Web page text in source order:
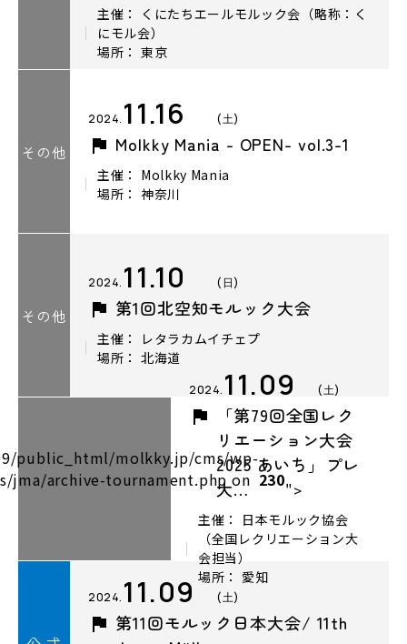
主催： くにたちエールモルック会（略称：く
にモル会）
場所： 東京
その他
2024. 11.16 (土)
Molkky Mania - OPEN- vol.3-1
主催： Molkky Mania
場所： 神奈川
その他
2024. 11.10 (日)
第1回北空知モルック大会
主催： レタラカムイチェプ
場所： 北海道
public_html/molkky.jp/cms/wp-
jma/archive-tournament.php on 230">
2024. 11.09 (土)
「第79回全国レク
リエーション大会
2025 あいち」プレ
大…
主催： 日本モルック協会
（全国レクリエーション大
会担当）
場所： 愛知
2024. 11.09 (土)
第11回モルック日本大会/ 11th